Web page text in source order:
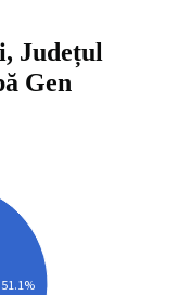
Județul
Gen
51.1%